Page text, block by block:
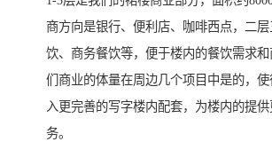
商方向是银行、便利店、咖啡西点，二
饮、商务餐饮等，便于楼内的餐饮需求
们商业的体量在周边几个项目中是的，使
入更完善的写字楼内配套，为楼内的提
务。